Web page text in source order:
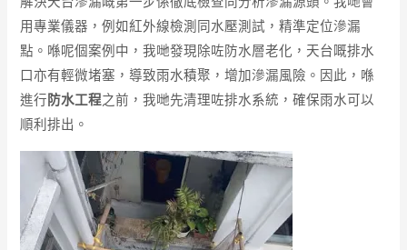
用專業儀器，例如紅外線檢測同水壓測試，精準定位滲漏
點。喺呢個案例中，我哋發現除咗防水層老化，天台嘅排水
口亦有輕微堵塞，導致雨水積聚，增加滲漏風險。因此，喺
進行防水工程之前，我哋先清理咗排水系統，確保雨水可以
順利排出。